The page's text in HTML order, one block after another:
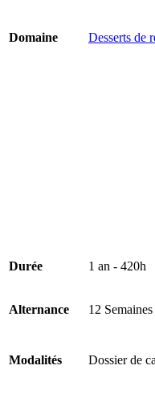
Domaine Desserts de
Durée 1 an - 420h
Alternance 12
Modalités Dossier de